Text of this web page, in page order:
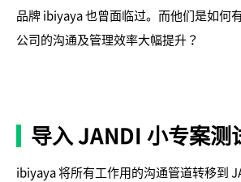
品牌 ibiyaya 也曾面临过。而他们是如何
公司的沟通及管理效率大幅提升？
导入 JANDI 小专案测
ibiyaya 将所有工作用的沟通管道转移到